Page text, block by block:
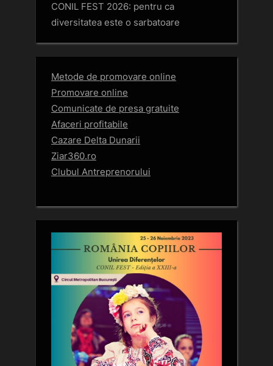
CONIL FEST 2026: pentru ca
diversitatea este o sarbatoare
Metode de promovare online
Promovare online
Comunicate de presa gratuite
Afaceri profitabile
Cazare Delta Dunarii
Ziar360.ro
Clubul Antreprenorului